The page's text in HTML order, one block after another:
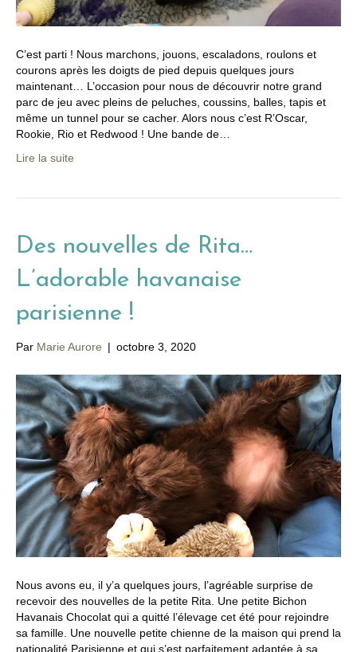
C’est parti ! Nous marchons, jouons, escaladons, roulons et
courons après les doigts de pied depuis quelques jours
maintenant… L’occasion pour nous de découvrir notre grand
parc de jeu avec pleins de peluches, coussins, balles, tapis et
même un tunnel pour se cacher. Alors nous c’est R’Oscar,
Rookie, Rio et Redwood ! Une bande de…
Lire la suite
Des nouvelles de Rita…
L’adorable havanaise
parisienne !
Par Marie Aurore | octobre 3, 2020
Nous avons eu, il y’a quelques jours, l’agréable surprise de
recevoir des nouvelles de la petite Rita. Une petite Bichon
Havanais Chocolat qui a quitté l’élevage cet été pour rejoindre
sa famille. Une nouvelle petite chienne de la maison qui prend la
nationalité Parisienne et qui s’est parfaitement adaptée à sa